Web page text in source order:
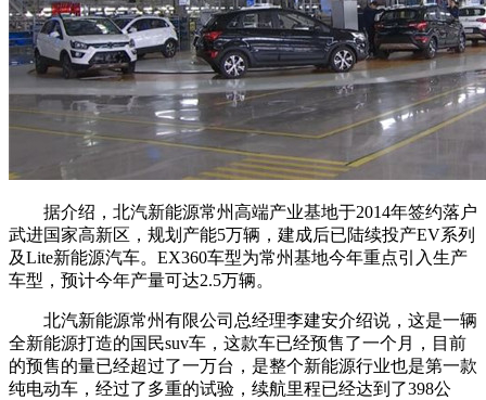
据介绍，北汽新能源常州高端产业基地于2014年签约落户
武进国家高新区，规划产能5万辆，建成后已陆续投产EV系列
及Lite新能源汽车。EX360车型为常州基地今年重点引入生产
车型，预计今年产量可达2.5万辆。
北汽新能源常州有限公司总经理李建安介绍说，这是一辆
全新能源打造的国民suv车，这款车已经预售了一个月，目前
的预售的量已经超过了一万台，是整个新能源行业也是第一款
纯电动车，经过了多重的试验，续航里程已经达到了398公